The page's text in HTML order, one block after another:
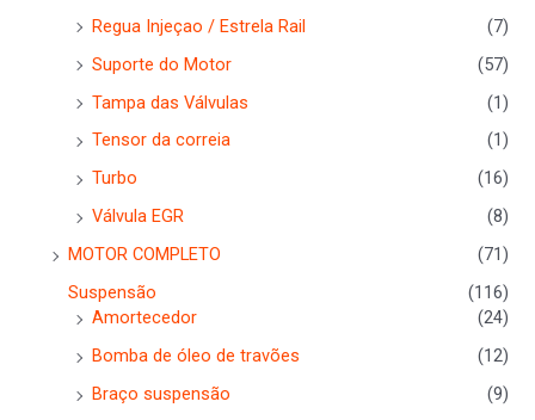
Regua Injeçao / Estrela Rail
(7)
Suporte do Motor
(57)
Tampa das Válvulas
(1)
Tensor da correia
(1)
Turbo
(16)
Válvula EGR
(8)
MOTOR COMPLETO
(71)
Suspensão
(116)
Amortecedor
(24)
Bomba de óleo de travões
(12)
Braço suspensão
(9)